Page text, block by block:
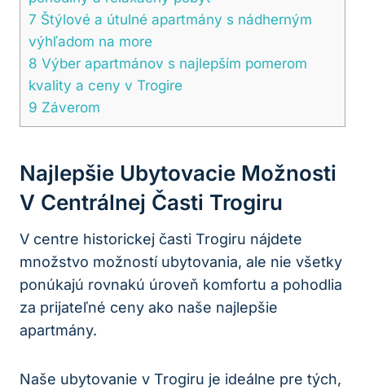
7 Štýlové a útulné apartmány s nádherným
výhľadom na more
8 Výber apartmánov s najlepším pomerom
kvality a ceny v Trogire
9 Záverom
Najlepšie Ubytovacie Možnosti
V Centrálnej Časti Trogiru
V centre historickej časti Trogiru nájdete
množstvo možností ubytovania, ale nie všetky
ponúkajú rovnakú úroveň komfortu a pohodlia
za prijateľné ceny ako naše najlepšie
apartmány.
Naše ubytovanie v Trogiru je ideálne pre tých,